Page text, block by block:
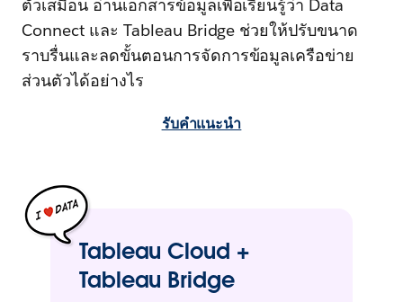
ตัวเสมือน อ่านเอกสารข้อมูลเพื่อเรียนรู้ว่า Data
Connect และ Tableau Bridge ช่วยให้ปรับขนาด
ราบรื่นและลดขั้นตอนการจัดการข้อมูลเครือข่าย
ส่วนตัวได้อย่างไร
รับคำแนะนำ
Tableau Cloud +
Tableau Bridge